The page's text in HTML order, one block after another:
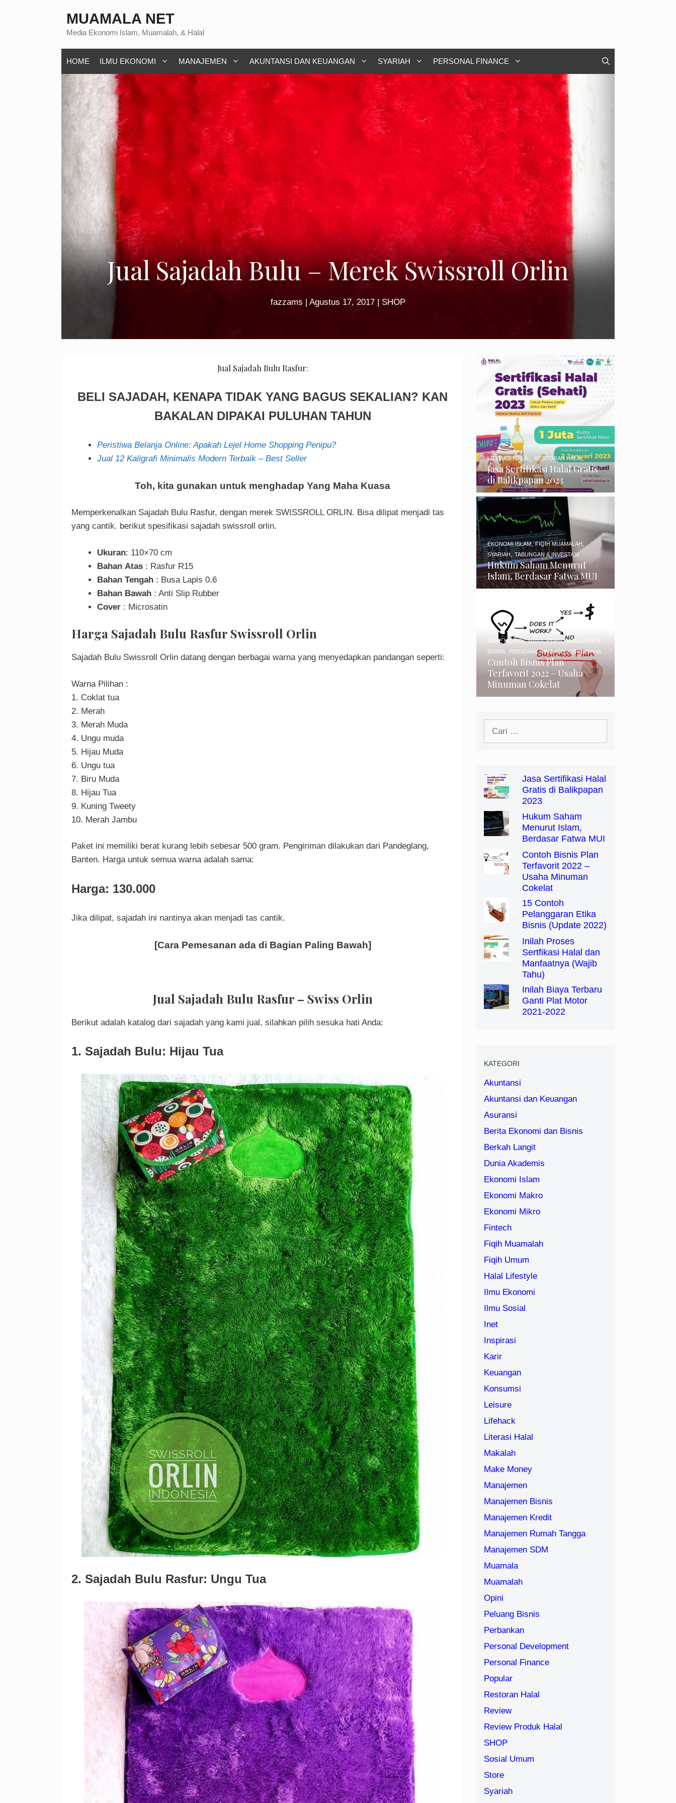
MUAMALA NET
Media Ekonomi Islam, Muamalah, & Halal
HOME ILMU EKONOMI MANAJEMEN AKUNTANSI DAN KEUANGAN SYARIAH PERSONAL FINANCE
Jual Sajadah Bulu – Merek Swissroll Orlin
fazzams | Agustus 17, 2017 | SHOP
Jual Sajadah Bulu Rasfur:
BELI SAJADAH, KENAPA TIDAK YANG BAGUS SEKALIAN? KAN
BAKALAN DIPAKAI PULUHAN TAHUN
Peristiwa Belanja Online: Apakah Lejel Home Shopping Penipu?
Jual 12 Kaligrafi Minimalis Modern Terbaik – Best Seller
Toh, kita gunakan untuk menghadap Yang Maha Kuasa
Memperkenalkan Sajadah Bulu Rasfur, dengan merek SWISSROLL ORLIN. Bisa dilipat menjadi tas
yang cantik. berikut spesifikasi sajadah swissroll orlin.
Ukuran: 110×70 cm
Bahan Atas : Rasfur R15
Bahan Tengah : Busa Lapis 0.6
Bahan Bawah : Anti Slip Rubber
Cover : Microsatin
Harga Sajadah Bulu Rasfur Swissroll Orlin
Sajadah Bulu Swissroll Orlin datang dengan berbagai warna yang menyedapkan pandangan seperti:
Warna Pilihan :
1. Coklat tua
2. Merah
3. Merah Muda
4. Ungu muda
5. Hijau Muda
6. Ungu tua
7. Biru Muda
8. Hijau Tua
9. Kuning Tweety
10. Merah Jambu
Paket ini memiliki berat kurang lebih sebesar 500 gram. Pengiriman dilakukan dari Pandeglang,
Banten. Harga untuk semua warna adalah sama:
Harga: 130.000
Jika dilipat, sajadah ini nantinya akan menjadi tas cantik.
[Cara Pemesanan ada di Bagian Paling Bawah]
Jual Sajadah Bulu Rasfur – Swiss Orlin
Berikut adalah katalog dari sajadah yang kami jual, silahkan pilih sesuka hati Anda:
1. Sajadah Bulu: Hijau Tua
2. Sajadah Bulu Rasfur: Ungu Tua
Jasa Sertifikasi Halal Gratis
di Balikpapan 2023
LITERASI HALAL RESTORAN HALAL
Hukum Saham Menurut
Islam, Berdasar Fatwa MUI
EKONOMI ISLAM,FIQIH MUAMALAH ,
SYARIAH,TABUNGAN & INVESTASI
Contoh Bisnis Plan
Terfavorit 2022 – Usaha
Minuman Cokelat
MAKE MONEY,MANAJEMEN,MANAJEMEN
BISNIS
PERSONAL FINANCE,WIRAUSAHA
Jasa Sertifikasi Halal
Gratis di Balikpapan
2023
Hukum Saham
Menurut Islam,
Berdasar Fatwa MUI
Contoh Bisnis Plan
Terfavorit 2022 –
Usaha Minuman
Cokelat
15 Contoh
Pelanggaran Etika
Bisnis (Update 2022)
Inilah Proses
Sertfikasi Halal dan
Manfaatnya (Wajib
Tahu)
Inilah Biaya Terbaru
Ganti Plat Motor
2021-2022
KATEGORI
Akuntansi
Akuntansi dan Keuangan
Asuransi
Berita Ekonomi dan Bisnis
Berkah Langit
Dunia Akademis
Ekonomi Islam
Ekonomi Makro
Ekonomi Mikro
Fintech
Fiqih Muamalah
Fiqih Umum
Halal Lifestyle
Ilmu Ekonomi
Ilmu Sosial
Inet
Inspirasi
Karir
Keuangan
Konsumsi
Leisure
Lifehack
Literasi Halal
Makalah
Make Money
Manajemen
Manajemen Bisnis
Manajemen Kredit
Manajemen Rumah Tangga
Manajemen SDM
Muamala
Muamalah
Opini
Peluang Bisnis
Perbankan
Personal Development
Personal Finance
Popular
Restoran Halal
Review
Review Produk Halal
SHOP
Sosial Umum
Store
Syariah